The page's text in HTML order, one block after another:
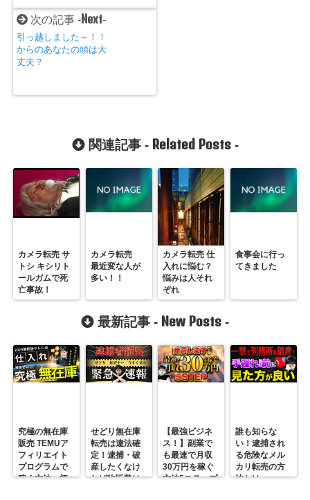
次の記事 - Next-
引っ越しました～！！
からのあなたの頭は大
丈夫？
関連記事 - Related Posts-
カメラ転売 サ
トシ キシリト
ールガムで死
亡事故！
カメラ転売
最近変な人が
多い！！
カメラ転売 仕
入れに悩む？
悩みは人それ
ぞれ
食事会に行っ
てきました
最新記事 - New Posts -
究極の無在庫
販売 TEMUア
フィリエイト
プログラムで
稼ぐ方法 初
せどり無在庫
転売は違法確
定！逮捕・破
産したくなけ
れば物販勢は
【最強ビジネ
ス！】副業で
も最速で月収
30万円を稼ぐ
方法5ステップ
誰も知らな
い！逮捕され
る危険なメル
カリ転売の方
法とは